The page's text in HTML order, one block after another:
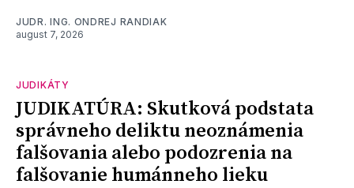
JUDR. ING. ONDREJ RANDIAK
august 7, 2026
JUDIKÁTY
JUDIKATÚRA: Skutková podstata
správneho deliktu neoznámenia
falšovania alebo podozrenia na
falšovanie humánneho lieku